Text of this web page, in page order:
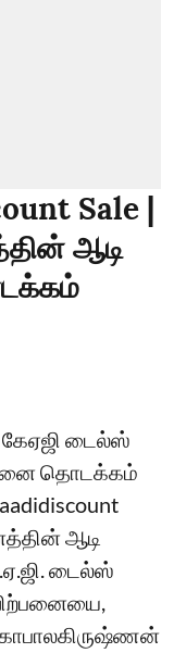
Sale |
ஆடி
கேஏஜி டைல்ஸ்
தொடக்கம்
ஆடி
டைல்ஸ்